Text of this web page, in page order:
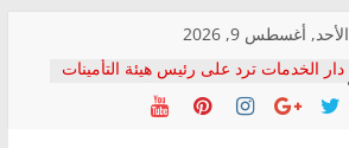
الأحد, أغسطس 9, 2026
دار الخدمات ترد على رئيس هيئة التأمينات
بعد مؤتمره الصحفي: إنكار الأزمة لا ينهي
معاناة أصحاب المعاشات.. ونطالب بكشف